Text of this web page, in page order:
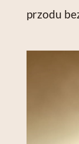
przodu